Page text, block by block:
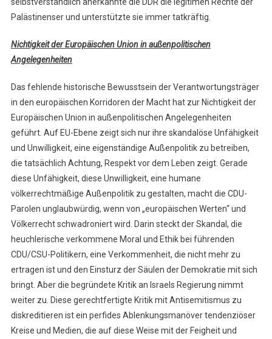
selbstverständlich anerkannte die DDR die legitimen Rechte der
Palästinenser und unterstützte sie immer tatkräftig.
Nichtigkeit der Europäischen Union in außenpolitischen
Angelegenheiten
Das fehlende historische Bewusstsein der Verantwortungsträger
in den europäischen Korridoren der Macht hat zur Nichtigkeit der
Europäischen Union in außenpolitischen Angelegenheiten
geführt. Auf EU-Ebene zeigt sich nur ihre skandalöse Unfähigkeit
und Unwilligkeit, eine eigenständige Außenpolitik zu betreiben,
die tatsächlich Achtung, Respekt vor dem Leben zeigt. Gerade
diese Unfähigkeit, diese Unwilligkeit, eine humane
völkerrechtmäßige Außenpolitik zu gestalten, macht die CDU-
Parolen unglaubwürdig, wenn von „europäischen Werten“ und
Völkerrecht schwadroniert wird. Darin steckt der Skandal, die
heuchlerische verkommene Moral und Ethik bei führenden
CDU/CSU-Politikern, eine Verkommenheit, die nicht mehr zu
ertragen ist und den Einsturz der Säulen der Demokratie mit sich
bringt. Aber die begründete Kritik an Israels Regierung nimmt
weiter zu. Diese gerechtfertigte Kritik mit Antisemitismus zu
diskreditieren ist ein perfides Ablenkungsmanöver tendenziöser
Kreise und Medien, die auf diese Weise mit der Feigheit und